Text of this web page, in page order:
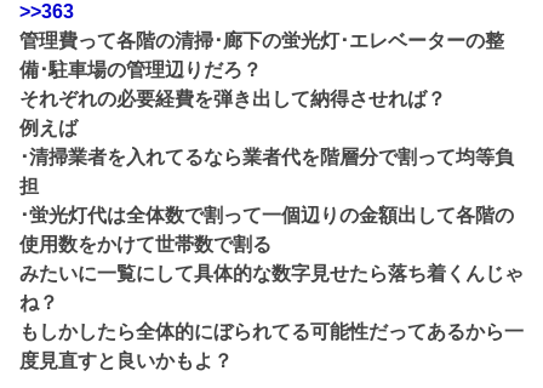
>>363
管理費って各階の清掃･廊下の蛍光灯･エレベーターの整
備･駐車場の管理辺りだろ？
それぞれの必要経費を弾き出して納得させれば？
例えば
･清掃業者を入れてるなら業者代を階層分で割って均等負
担
･蛍光灯代は全体数で割って一個辺りの金額出して各階の
使用数をかけて世帯数で割る
みたいに一覧にして具体的な数字見せたら落ち着くんじゃ
ね？
もしかしたら全体的にぼられてる可能性だってあるから一
度見直すと良いかもよ？